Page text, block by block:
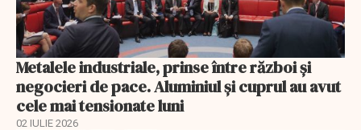
Metalele industriale, prinse între război și
negocieri de pace. Aluminiul și cuprul au avut
cele mai tensionate luni
02 IULIE 2026